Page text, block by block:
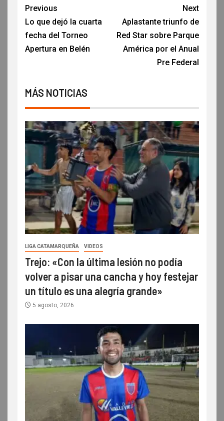
Previous
Lo que dejó la cuarta
fecha del Torneo
Apertura en Belén
Next
Aplastante triunfo de
Red Star sobre Parque
América por el Anual
Pre Federal
MÁS NOTICIAS
LIGA CATAMARQUEÑA VIDEOS
Trejo: «Con la última lesión no podía
volver a pisar una cancha y hoy festejar
un título es una alegría grande»
5 agosto, 2026